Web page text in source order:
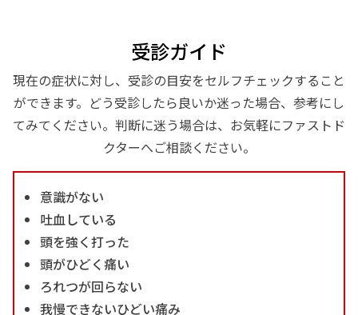
受診ガイド
現在の症状に対し、受診の目安をセルフチェックすること
ができます。どう受診したら良いか迷った場合、参考にし
てみてください。判断に迷う場合は、お気軽にファストド
クターへご相談ください。
意識がない
吐血している
頭を強く打った
頭がひどく痛い
ろれつが回らない
我慢できないひどい痛み